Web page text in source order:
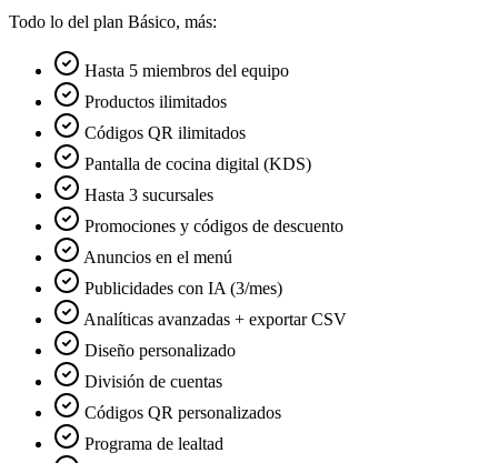
Todo lo del plan Básico, más:
Hasta 5 miembros del equipo
Productos ilimitados
Códigos QR ilimitados
Pantalla de cocina digital (KDS)
Hasta 3 sucursales
Promociones y códigos de descuento
Anuncios en el menú
Publicidades con IA (3/mes)
Analíticas avanzadas + exportar CSV
Diseño personalizado
División de cuentas
Códigos QR personalizados
Programa de lealtad